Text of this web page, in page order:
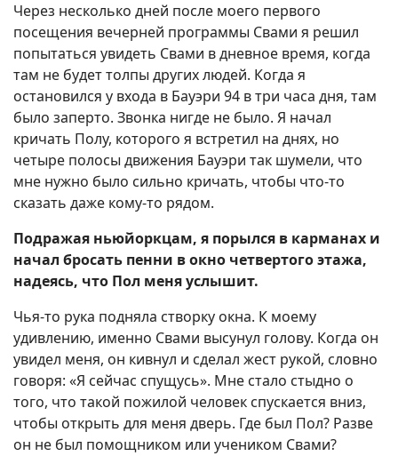
Через несколько дней после моего первого
посещения вечерней программы Свами я решил
попытаться увидеть Свами в дневное время, когда
там не будет толпы других людей. Когда я
остановился у входа в Бауэри 94 в три часа дня, там
было заперто. Звонка нигде не было. Я начал
кричать Полу, которого я встретил на днях, но
четыре полосы движения Бауэри так шумели, что
мне нужно было сильно кричать, чтобы что-то
сказать даже кому-то рядом.
Подражая ньюйоркцам, я порылся в карманах и
начал бросать пенни в окно четвертого этажа,
надеясь, что Пол меня услышит.
Чья-то рука подняла створку окна. К моему
удивлению, именно Свами высунул голову. Когда он
увидел меня, он кивнул и сделал жест рукой, словно
говоря: «Я сейчас спущусь». Мне стало стыдно о
того, что такой пожилой человек спускается вниз,
чтобы открыть для меня дверь. Где был Пол? Разве
он не был помощником или учеником Свами?